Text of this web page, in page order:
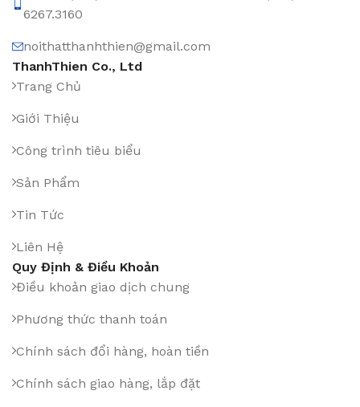
6267.3160
noithatthanhthien@gmail.com
ThanhThien Co., Ltd
Trang Chủ
Giới Thiệu
Công trình tiêu biểu
Sản Phẩm
Tin Tức
Liên Hệ
Quy Định & Điều Khoản
Điều khoản giao dịch chung
Phương thức thanh toán
Chính sách đổi hàng, hoàn tiền
Chính sách giao hàng, lắp đặt